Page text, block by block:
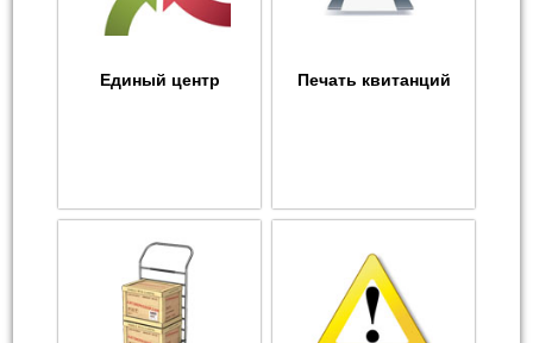
Единый центр Печать квитанций